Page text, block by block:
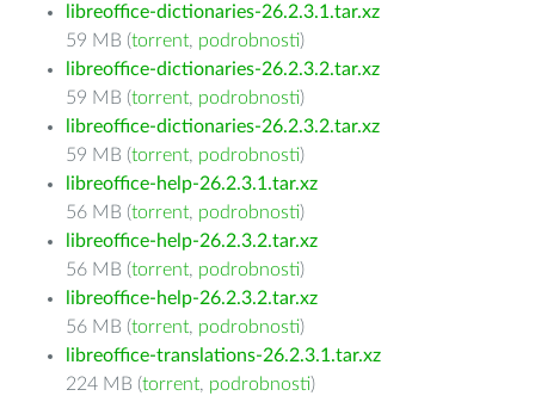
libreoffice-dictionaries-26.2.3.1.tar.xz
59 MB (torrent, podrobnosti)
libreoffice-dictionaries-26.2.3.2.tar.xz
59 MB (torrent, podrobnosti)
libreoffice-dictionaries-26.2.3.2.tar.xz
59 MB (torrent, podrobnosti)
libreoffice-help-26.2.3.1.tar.xz
56 MB (torrent, podrobnosti)
libreoffice-help-26.2.3.2.tar.xz
56 MB (torrent, podrobnosti)
libreoffice-help-26.2.3.2.tar.xz
56 MB (torrent, podrobnosti)
libreoffice-translations-26.2.3.1.tar.xz
224 MB (torrent, podrobnosti)